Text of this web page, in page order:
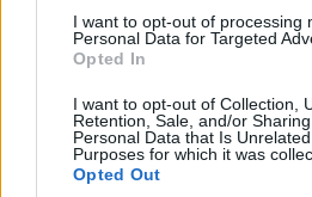
I want to opt-out of processing
Personal Data for Targeted
Opted In
I want to opt-out of Collection,
Retention, Sale, and/or
Personal Data that Is
Purposes for which it was
Opted Out
12 3
Honda
24 035